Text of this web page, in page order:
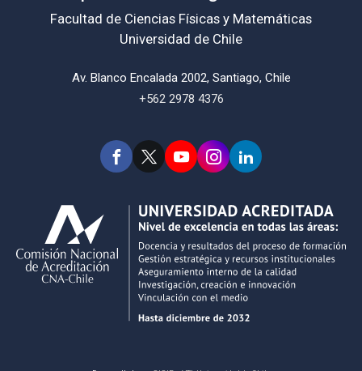
Facultad de Ciencias Físicas y Matemáticas
Universidad de Chile
Av. Blanco Encalada 2002, Santiago, Chile
+562 2978 4376